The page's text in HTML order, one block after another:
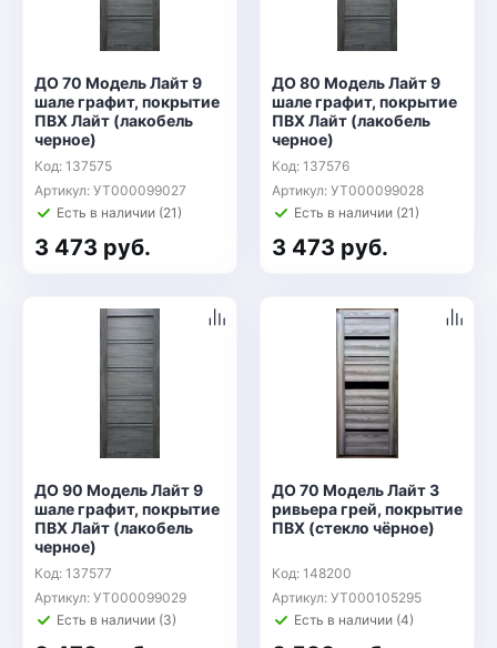
ДО 70 Модель Лайт 9
шале графит, покрытие
ПВХ Лайт (лакобель
черное)
Код: 137575
Артикул: УТ000099027
Есть в наличии (21)
3 473 руб.
ДО 80 Модель Лайт 9
шале графит, покрытие
ПВХ Лайт (лакобель
черное)
Код: 137576
Артикул: УТ000099028
Есть в наличии (21)
3 473 руб.
ДО 90 Модель Лайт 9
шале графит, покрытие
ПВХ Лайт (лакобель
черное)
Код: 137577
Артикул: УТ000099029
Есть в наличии (3)
ДО 70 Модель Лайт 3
ривьера грей, покрытие
ПВХ (стекло чёрное)
Код: 148200
Артикул: УТ000105295
Есть в наличии (4)